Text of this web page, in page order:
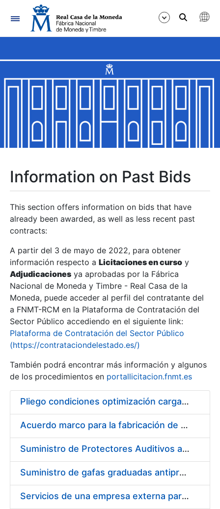
Navigation
Show/Hide
Show/Hide
Show/Hide
Show/Hide
Show/Hide
Show/Hide
Information on Past Bids
This section offers information on bids that have
already been awarded, as well as less recent past
contracts:
A partir del 3 de mayo de 2022, para obtener
información respecto a Licitaciones en curso y
Adjudicaciones ya aprobadas por la Fábrica
Nacional de Moneda y Timbre - Real Casa de la
Moneda, puede acceder al perfil del contratante del
a FNMT-RCM en la Plataforma de Contratación del
Sector Público accediendo en el siguiente link:
Plataforma de Contratación del Sector Público
(https://contrataciondelestado.es/)
También podrá encontrar más información y algunos
de los procedimientos en portallicitacion.fnmt.es
Pliego condiciones optimización cargas compras firmado
Acuerdo marco para la fabricación de piezas
Suministro de Protectores Auditivos a medida para las personas trabajadoras de los Centros de Trabajo de Madrid y Burgos
Suministro de gafas graduadas antiproyecciones para los trabajadores de la FNMT-RCM en los centros de trabajo de Madrid y Burgos
Servicios de una empresa externa para el asesoramiento y resolución de los recursos de alzada que se presentan relacionados con procesos de selección para la FNMT-RCM